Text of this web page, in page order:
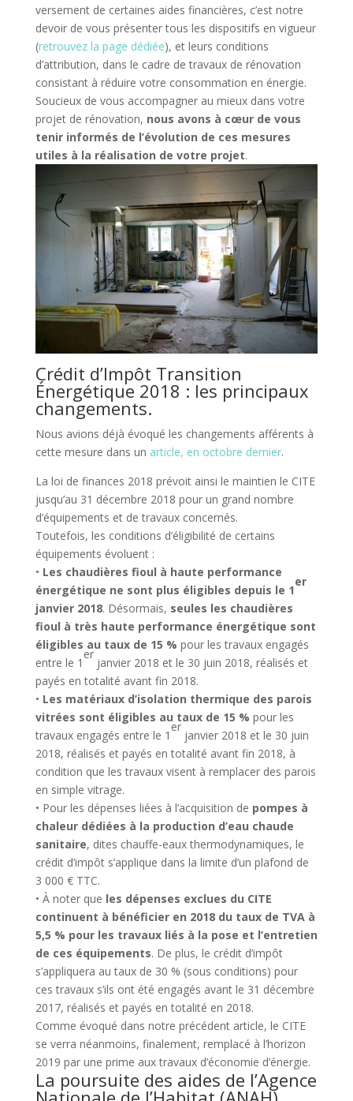
versement de certaines aides financières, c’est notre
devoir de vous présenter tous les dispositifs en vigueur
(retrouvez la page dédiée), et leurs conditions
d’attribution, dans le cadre de travaux de rénovation
consistant à réduire votre consommation en énergie.
Soucieux de vous accompagner au mieux dans votre
projet de rénovation, nous avons à cœur de vous
tenir informés de l’évolution de ces mesures
utiles à la réalisation de votre projet.
Crédit d’Impôt Transition
Énergétique 2018 : les principaux
changements.
Nous avions déjà évoqué les changements afférents à
cette mesure dans un article, en octobre dernier.
La loi de finances 2018 prévoit ainsi le maintien le CITE
jusqu’au 31 décembre 2018 pour un grand nombre
d’équipements et de travaux concernés.
Toutefois, les conditions d’éligibilité de certains
équipements évoluent :
• Les chaudières fioul à haute performance
énergétique ne sont plus éligibles depuis le 1
er
janvier 2018. Désormais, seules les chaudières
fioul à très haute performance énergétique sont
éligibles au taux de 15 % pour les travaux engagés
entre le 1
er
janvier 2018 et le 30 juin 2018, réalisés et
payés en totalité avant fin 2018.
• Les matériaux d’isolation thermique des parois
vitrées sont éligibles au taux de 15 % pour les
travaux engagés entre le 1
er
janvier 2018 et le 30 juin
2018, réalisés et payés en totalité avant fin 2018, à
condition que les travaux visent à remplacer des parois
en simple vitrage.
• Pour les dépenses liées à l’acquisition de pompes à
chaleur dédiées à la production d’eau chaude
sanitaire, dites chauffe-eaux thermodynamiques, le
crédit d’impôt s’applique dans la limite d’un plafond de
3 000 € TTC.
• À noter que les dépenses exclues du CITE
continuent à bénéficier en 2018 du taux de TVA à
5,5 % pour les travaux liés à la pose et l’entretien
de ces équipements. De plus, le crédit d’impôt
s’appliquera au taux de 30 % (sous conditions) pour
ces travaux s’ils ont été engagés avant le 31 décembre
2017, réalisés et payés en totalité en 2018.
Comme évoqué dans notre précédent article, le CITE
se verra néanmoins, finalement, remplacé à l’horizon
2019 par une prime aux travaux d’économie d’énergie.
La poursuite des aides de l’Agence